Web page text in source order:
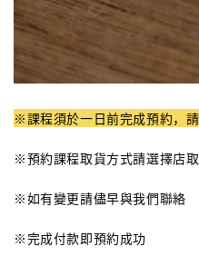
※課程須於一日前完成預約，
※預約課程取貨方式請選擇店
※如有變更請儘早與我們聯絡
※完成付款即預約成功